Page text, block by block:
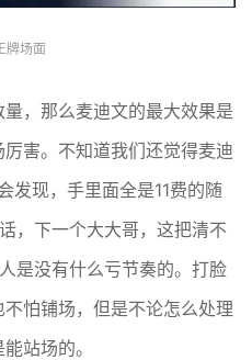
牌场面
，那么麦迪文的最大效果是
害。不知道我们还觉得麦迪
发现，手里面全是11费的随
，下一个大大哥，这把清不
是没有什么亏节奏的。打脸
怕铺场，但是不论怎么处理
站场的。